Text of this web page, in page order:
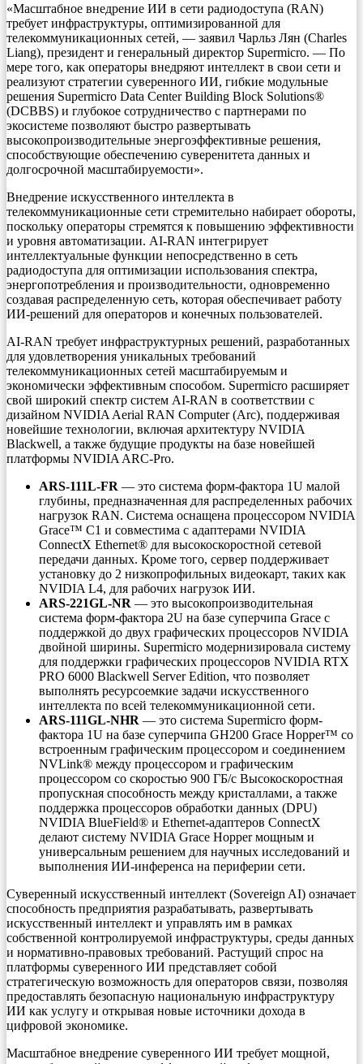
«Масштабное внедрение ИИ в сети радиодоступа (RAN)
требует инфраструктуры, оптимизированной для
телекоммуникационных сетей, — заявил Чарльз Лян (Charles
Liang), президент и генеральный директор Supermicro. — По
мере того, как операторы внедряют интеллект в свои сети и
реализуют стратегии суверенного ИИ, гибкие модульные
решения Supermicro Data Center Building Block Solutions®
(DCBBS) и глубокое сотрудничество с партнерами по
экосистеме позволяют быстро развертывать
высокопроизводительные энергоэффективные решения,
способствующие обеспечению суверенитета данных и
долгосрочной масштабируемости».
Внедрение искусственного интеллекта в
телекоммуникационные сети стремительно набирает обороты,
поскольку операторы стремятся к повышению эффективности
и уровня автоматизации. AI-RAN интегрирует
интеллектуальные функции непосредственно в сеть
радиодоступа для оптимизации использования спектра,
энергопотребления и производительности, одновременно
создавая распределенную сеть, которая обеспечивает работу
ИИ-решений для операторов и конечных пользователей.
AI-RAN требует инфраструктурных решений, разработанных
для удовлетворения уникальных требований
телекоммуникационных сетей масштабируемым и
экономически эффективным способом. Supermicro расширяет
свой широкий спектр систем AI-RAN в соответствии с
дизайном NVIDIA Aerial RAN Computer (Arc), поддерживая
новейшие технологии, включая архитектуру NVIDIA
Blackwell, а также будущие продукты на базе новейшей
платформы NVIDIA ARC-Pro.
ARS-111L-FR — это система форм-фактора 1U малой
глубины, предназначенная для распределенных рабочих
нагрузок RAN. Система оснащена процессором NVIDIA
Grace™ C1 и совместима с адаптерами NVIDIA
ConnectX Ethernet® для высокоскоростной сетевой
передачи данных. Кроме того, сервер поддерживает
установку до 2 низкопрофильных видеокарт, таких как
NVIDIA L4, для рабочих нагрузок ИИ.
ARS-221GL-NR — это высокопроизводительная
система форм-фактора 2U на базе суперчипа Grace с
поддержкой до двух графических процессоров NVIDIA
двойной ширины. Supermicro модернизировала систему
для поддержки графических процессоров NVIDIA RTX
PRO 6000 Blackwell Server Edition, что позволяет
выполнять ресурсоемкие задачи искусственного
интеллекта по всей телекоммуникационной сети.
ARS-111GL-NHR — это система Supermicro форм-
фактора 1U на базе суперчипа GH200 Grace Hopper™ со
встроенным графическим процессором и соединением
NVLink® между процессором и графическим
процессором со скоростью 900 ГБ/с Высокоскоростная
пропускная способность между кристаллами, а также
поддержка процессоров обработки данных (DPU)
NVIDIA BlueField® и Ethernet-адаптеров ConnectX
делают систему NVIDIA Grace Hopper мощным и
универсальным решением для научных исследований и
выполнения ИИ-инференса на периферии сети.
Суверенный искусственный интеллект (Sovereign AI) означает
способность предприятия разрабатывать, развертывать
искусственный интеллект и управлять им в рамках
собственной контролируемой инфраструктуры, среды данных
и нормативно-правовых требований. Растущий спрос на
платформы суверенного ИИ представляет собой
стратегическую возможность для операторов связи, позволяя
предоставлять безопасную национальную инфраструктуру
ИИ как услугу и открывая новые источники дохода в
цифровой экономике.
Масштабное внедрение суверенного ИИ требует мощной,